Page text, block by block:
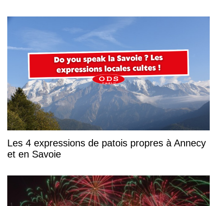
Les 4 expressions de patois propres à Annecy
et en Savoie